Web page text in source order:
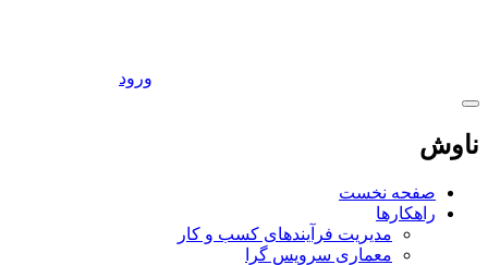
ورود
ناوش
صفحه نخست
راهکارها
مدیریت فرآیندهای کسب و کار
معماری سرویس گرا